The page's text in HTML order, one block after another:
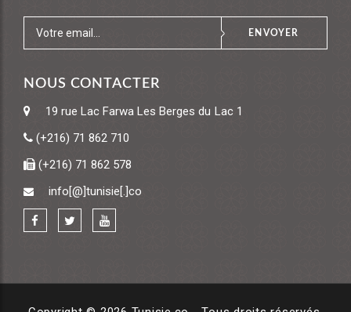
ENVOYER
NOUS CONTACTER
19 rue Lac FarwaLes Berges du Lac 1
(+216) 71 862 710
(+216) 71 862 578
info[@]tunisie[.]co